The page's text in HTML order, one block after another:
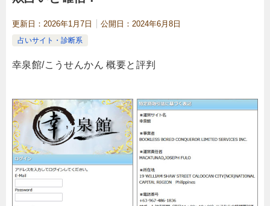
更新日： 2026年1月7日 公開日： 2024年6月8日
占いサイト・診断系
幸泉館/こうせんかん 概要と評判